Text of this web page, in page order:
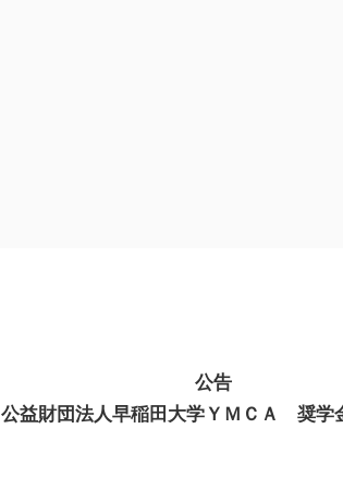
公告
公益財団法人早稲田大学ＹＭＣＡ 奨学